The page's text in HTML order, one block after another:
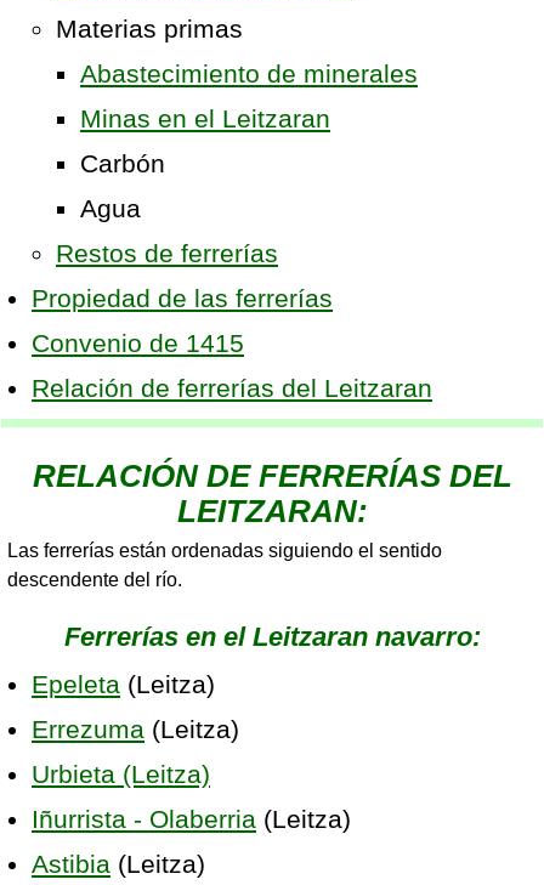
Materias primas
Abastecimiento de minerales
Minas en el Leitzaran
Carbón
Agua
Restos de ferrerías
Propiedad de las ferrerías
Convenio de 1415
Relación de ferrerías del Leitzaran
RELACIÓN DE FERRERÍAS DEL
LEITZARAN:
Las ferrerías están ordenadas siguiendo el sentido
descendente del río.
Ferrerías en el Leitzaran navarro:
Epeleta (Leitza)
Errezuma (Leitza)
Urbieta (Leitza)
Iñurrista - Olaberria (Leitza)
Astibia (Leitza)